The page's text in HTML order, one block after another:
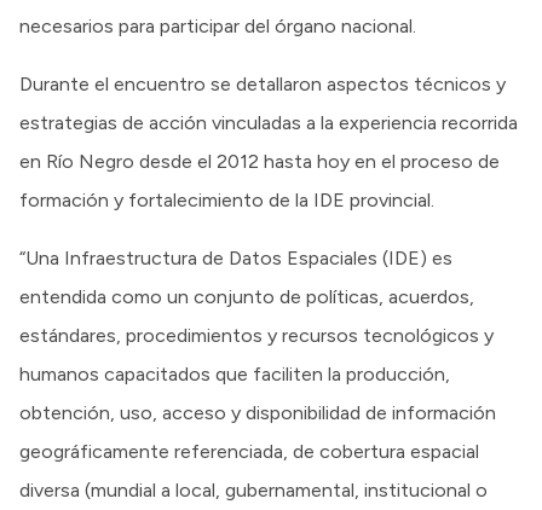
necesarios para participar del órgano nacional.
Durante el encuentro se detallaron aspectos técnicos y
estrategias de acción vinculadas a la experiencia recorrida
en Río Negro desde el 2012 hasta hoy en el proceso de
formación y fortalecimiento de la IDE provincial.
“Una Infraestructura de Datos Espaciales (IDE) es
entendida como un conjunto de políticas, acuerdos,
estándares, procedimientos y recursos tecnológicos y
humanos capacitados que faciliten la producción,
obtención, uso, acceso y disponibilidad de información
geográficamente referenciada, de cobertura espacial
diversa (mundial a local, gubernamental, institucional o